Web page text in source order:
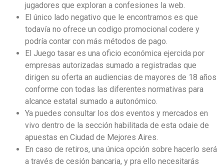
jugadores que exploran a confesiones la web.
El único lado negativo que le encontramos es que
todavía no ofrece un codigo promocional codere y
podría contar con más métodos de pago.
El Juego tasar es una oficio económica ejercida por
empresas autorizadas sumado a registradas que
dirigen su oferta an audiencias de mayores de 18 años
conforme con todas las diferentes normativas para
alcance estatal sumado a autonómico.
Ya puedes consultar los dos eventos y mercados en
vivo dentro de la sección habilitada de esta odaie de
apuestas en Ciudad de Mejores Aires.
En caso de retiros, una única opción sobre hacerlo será
a través de cesión bancaria, y pra ello necesitarás